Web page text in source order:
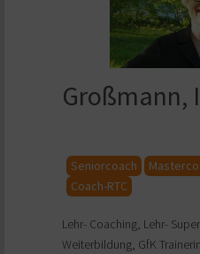
Großmann,
Seniorcoach
Coach-RTC
Lehr- Coaching, Lehr-
Weiterbildung, GfK